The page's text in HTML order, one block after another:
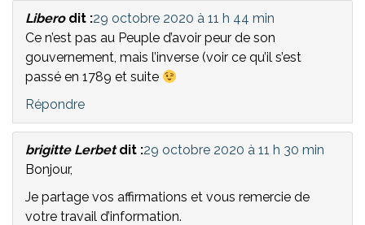
Libero dit :29 octobre 2020 à 11 h 44 min
Ce n’est pas au Peuple d’avoir peur de son
gouvernement, mais l’inverse (voir ce qu’il s’est
passé en 1789 et suite
Répondre
brigitte Lerbet dit :29 octobre 2020 à 11 h 30 min
Bonjour,
Je partage vos affirmations et vous remercie de
votre travail d’information.